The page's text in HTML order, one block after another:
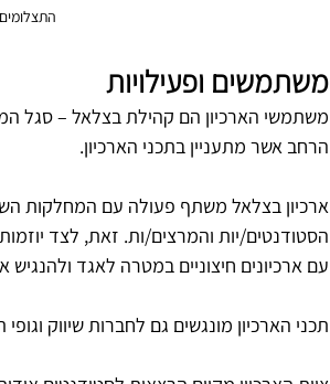
משתמשים ופעילויות
משתמשי הארכיון הם קהילת בצלאל – סגל
הרחב אשר מתעניין בתכני הארכיון.
ארכיון בצלאל משתף פעולה עם המחלקות
הסטודנטים/יות והמרצים/ות. זאת, לצד
עם ארכיונים חיצוניים במטרה לאגד
תכני הארכיון מונגשים גם לחברות שיווק